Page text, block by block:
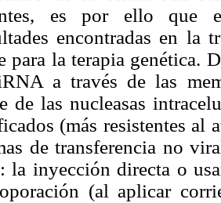
es por ello que
encontradas en la
para la terapia genética.
a través de las
de las nucleasas
(más resistentes al
de transferencia no
la inyección directa o
(al aplicar